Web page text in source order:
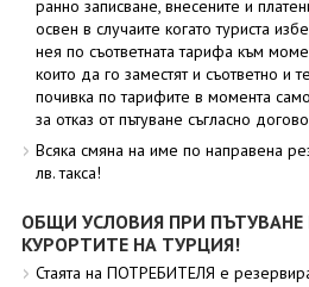
ранно записване, внесените и
освен в случаите когато туриста
нея по съответната тарифа към
които да го заместят и съответно и
почивка по тарифите в момента
за отказ от пътуване съгласно
Всяка смяна на име по направена
лв. такса!
ОБЩИ УСЛОВИЯ ПРИ ПЪТУВАНЕ
КУРОРТИТЕ НА ТУРЦИЯ!
Стаята на ПОТРЕБИТЕЛЯ е